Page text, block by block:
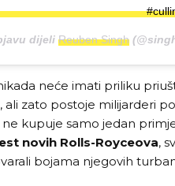
dijeli Reuben Singh
neće imati priliku
ali zato postoje milijarderi
kupuje samo jedan
novih Rolls-Royceova,
bojama njegovih